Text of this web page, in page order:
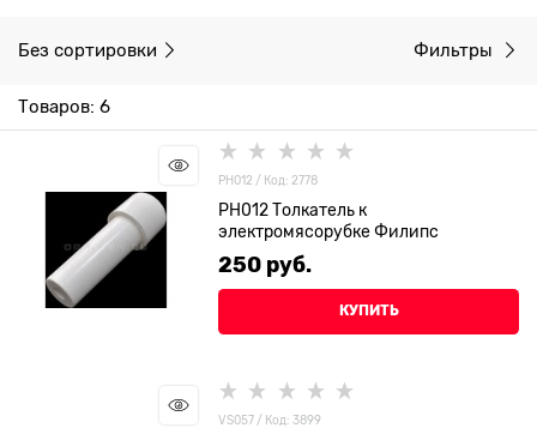
Без сортировки Фильтры
Товаров: 6
PH012 / Код: 2778
PH012 Толкатель к
электромясорубке Филипс
250 руб.
КУПИТЬ
VS057 / Код: 3899